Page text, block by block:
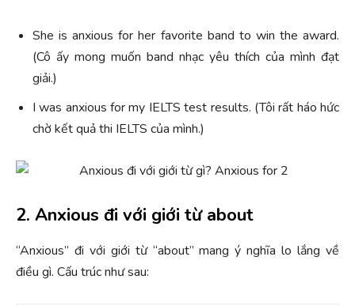
She is anxious for her favorite band to win the award.
(Cô ấy mong muốn band nhạc yêu thích của mình đạt
giải.)
I was anxious for my IELTS test results. (Tôi rất háo hức
chờ kết quả thi IELTS của mình.)
2. Anxious đi với giới từ about
“Anxious” đi với giới từ “about” mang ý nghĩa lo lắng về
điều gì. Cấu trúc như sau: